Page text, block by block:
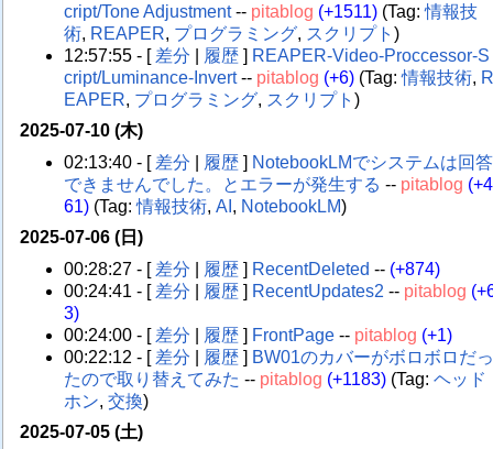
cript/Tone Adjustment-- pitablog (+1511) (Tag:情報技
術, REAPER, プログラミング, スクリプト)
12:57:55 - [ 差分 履歴 ] REAPER-Video-Proccessor-S
cript/Luminance-Invert-- pitablog (+6) (Tag:情報技術,
EAPER, プログラミング, スクリプト)
2025-07-10 (木)
02:13:40 - [ 差分 履歴 ] NotebookLMでシステムは回答
できませんでした。とエラーが発生する -- pitablog (+4
61) (Tag:情報技術,AI , NotebookLM)
2025-07-06 (日)
00:28:27 - [ 差分 履歴 ] RecentDeleted -- (+874)
00:24:41 - [ 差分 履歴 ] RecentUpdates2 -- pitablog
3)
00:24:00 - [ 差分 履歴 ] FrontPage -- pitablog (+1)
00:22:12 - [ 差分 履歴 ] BW01のカバーがボロボロだ
たので取り替えてみた -- pitablog (+1183) (Tag:ヘッド
ホン,交換)
2025-07-05 (土)